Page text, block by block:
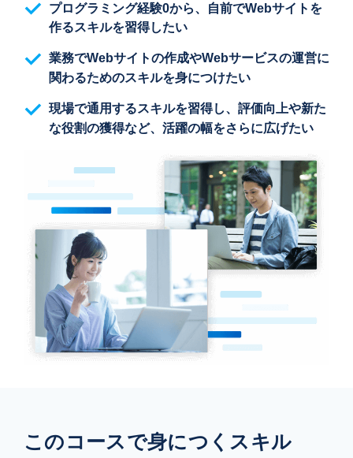
プログラミング経験0から、自前でWebサイトを
作るスキルを習得したい
業務でWebサイトの作成やWebサービスの運営に
関わるためのスキルを身につけたい
現場で通用するスキルを習得し、評価向上や新た
な役割の獲得など、活躍の幅をさらに広げたい
このコースで身につくスキル